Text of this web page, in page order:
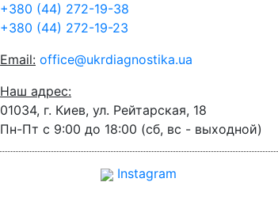
+380 (44) 272-19-38
+380 (44) 272-19-23
Email: office­@­ukrdiagnostika.­ua
Наш адрес:
01034, г. Киев, ул. Рейтарская, 18
Пн-Пт с 9:00 до 18:00 (сб, вс - выходной)
Instagram